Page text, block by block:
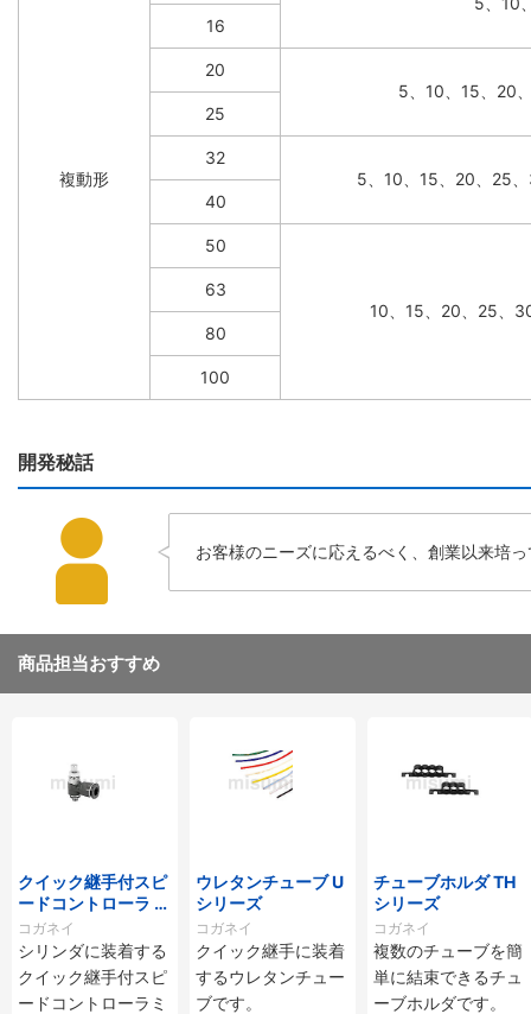
複動形
16
20
5、10、15、20
25
32
5、10、15、20、25
40
50
10、15、20、25、
63
80
100
開発秘話
お客様のニーズに応えるべく、創業以来培
商品担当おすすめ
クイック継手付スピ
ードコントローラ ス
タンダードタイプ S
C□-M・SS□-Mシ
リーズ
コガネイ
シリンダに装着する
クイック継手付スピ
ードコントローラミ
ウレタンチューブ U
シリーズ
コガネイ
クイック継手に装着
するウレタンチュー
ブです。
チューブホルダ TH
シリーズ
コガネイ
複数のチューブを簡
単に結束できるチュ
ーブホルダです。